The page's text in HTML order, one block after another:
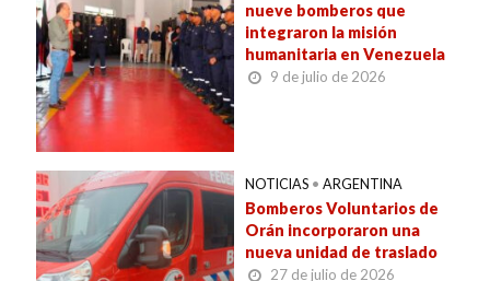
nueve bomberos que
integraron la misión
humanitaria en Venezuela
9 de julio de 2026
NOTICIAS • ARGENTINA
Bomberos Voluntarios de
Orán incorporaron una
nueva unidad de traslado
27 de julio de 2026